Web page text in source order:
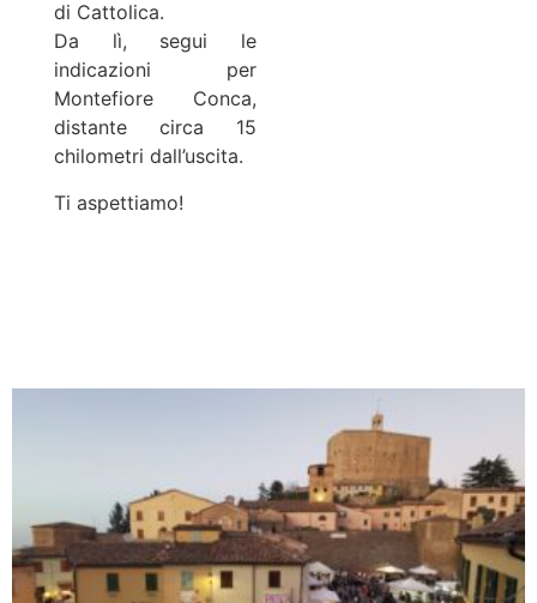
di Cattolica.
Da lì, segui le
indicazioni per
Montefiore Conca,
distante circa 15
chilometri dall’uscita.
Ti aspettiamo!